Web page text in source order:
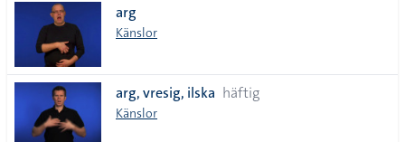
arg
Känslor
arg, vresig, ilska häftig
Känslor